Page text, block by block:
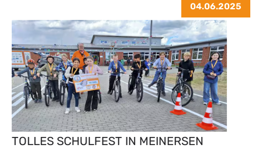
04.06.2025
TOLLES SCHULFEST IN MEINERSEN